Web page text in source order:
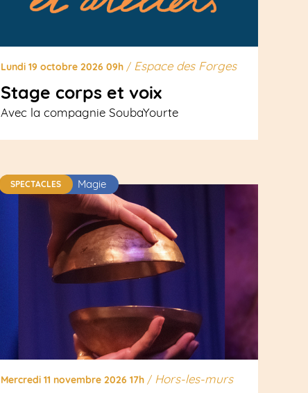
Lundi 19 octobre 2026 09h/ Espace des Forges
Stage corps et voix
Avec la compagnie SoubaYourte
Mercredi 11 novembre 2026 17h/ Hors-les-murs
SPECTACLES Magie